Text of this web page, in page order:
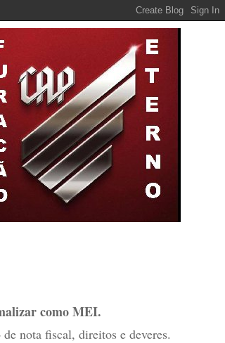
como MEI.
nota fiscal, direitos e deveres.